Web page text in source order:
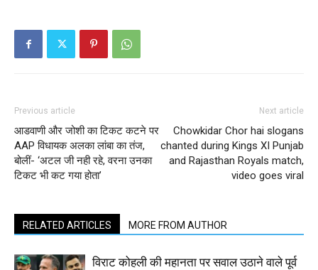
Previous article
आडवाणी और जोशी का टिकट कटने पर
AAP विधायक अलका लांबा का तंज,
बोलीं- ‘अटल जी नही रहे, वरना उनका
टिकट भी कट गया होता’
Next article
Chowkidar Chor hai slogans
chanted during Kings XI Punjab
and Rajasthan Royals match,
video goes viral
RELATED ARTICLES MORE FROM AUTHOR
विराट कोहली की महानता पर सवाल उठाने वाले पूर्व